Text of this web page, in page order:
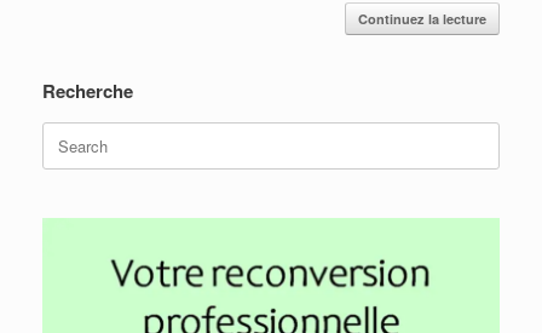
Continuez la lecture
Recherche
Search
for: